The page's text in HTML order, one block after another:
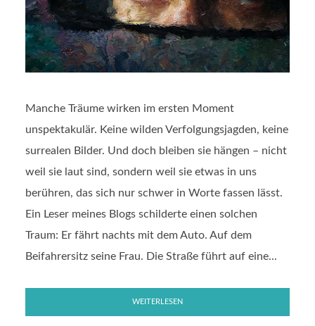
Manche Träume wirken im ersten Moment
unspektakulär. Keine wilden Verfolgungsjagden, keine
surrealen Bilder. Und doch bleiben sie hängen – nicht
weil sie laut sind, sondern weil sie etwas in uns
berühren, das sich nur schwer in Worte fassen lässt.
Ein Leser meines Blogs schilderte einen solchen
Traum: Er fährt nachts mit dem Auto. Auf dem
Beifahrersitz seine Frau. Die Straße führt auf eine...
WEITERLESEN